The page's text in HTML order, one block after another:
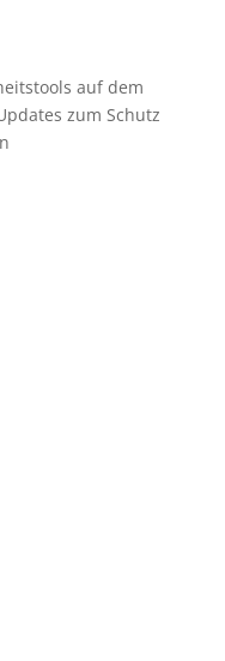
auf dem
zum Schutz